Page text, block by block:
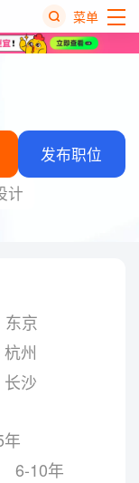
菜单
发布职位
计
东京
杭州
长沙
6-10年